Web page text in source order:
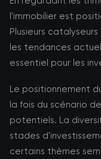
l'immobilier est
Plusieurs
les tendances
essentiel pour les
Le positionnement
la fois du scénario
potentiels. La
stades
certains thèmes